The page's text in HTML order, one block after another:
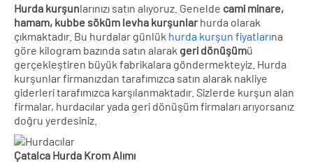
Hurda kurşunlarınızı satın alıyoruz. Genelde cami minare,
hamam, kubbe söküm levha kurşunlar hurda olarak
çıkmaktadır. Bu hurdalar günlük hurda kurşun fiyatlarına
göre kilogram bazında satın alarak geri dönüşümü
gerçekleştiren büyük fabrikalara göndermekteyiz. Hurda
kurşunlar firmanızdan tarafımızca satın alarak nakliye
giderleri tarafımızca karşılanmaktadır. Sizlerde kurşun alan
firmalar, hurdacılar yada geri dönüşüm firmaları arıyorsanız
doğru yerdesiniz.
Çatalca Hurda Krom Alımı